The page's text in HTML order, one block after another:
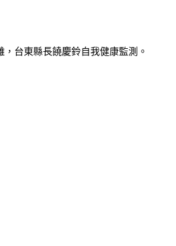
台東縣長饒慶鈴自我健康監測。